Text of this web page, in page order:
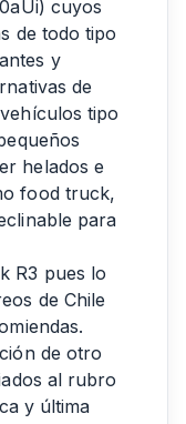
) cuyos
de todo tipo
y
de
tipo
helados e
food truck,
para
R3 pues lo
de Chile
de otro
al rubro
y última